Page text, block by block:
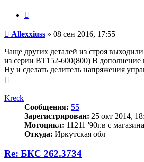
Сообщение
Allexxiuss » 08 сен 2016, 17:55
Чаще других деталей из строя
из серии BT152-600(800) В
Ну и сделать делитель напряжения
началу
Kreck
Сообщения: 55
Зарегистрирован: 25 окт 2014,
Мотоцикл: 11211 '90г.в с магазина
Откуда: Иркутская обл
Re: БКС 262.3734